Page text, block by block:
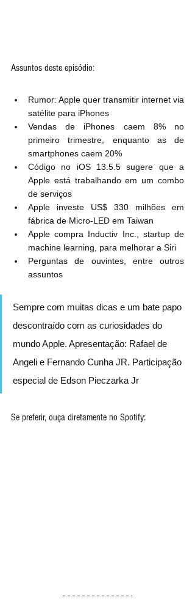
Assuntos deste episódio:
Rumor: Apple quer transmitir internet via
satélite para iPhones
Vendas de iPhones caem 8% no
primeiro trimestre, enquanto as de
smartphones caem 20%
Código no iOS 13.5.5 sugere que a
Apple está trabalhando em um combo
de serviços
Apple investe US$ 330 milhões em
fábrica de Micro-LED em Taiwan
Apple compra Inductiv Inc., startup de
machine learning, para melhorar a Siri
Perguntas de ouvintes, entre outros
assuntos
Sempre com muitas dicas e um bate papo
descontraído com as curiosidades do
mundo Apple. Apresentação: Rafael de
Angeli e Fernando Cunha JR. Participação
especial de Edson Pieczarka Jr
Se preferir, ouça diretamente no Spotify: